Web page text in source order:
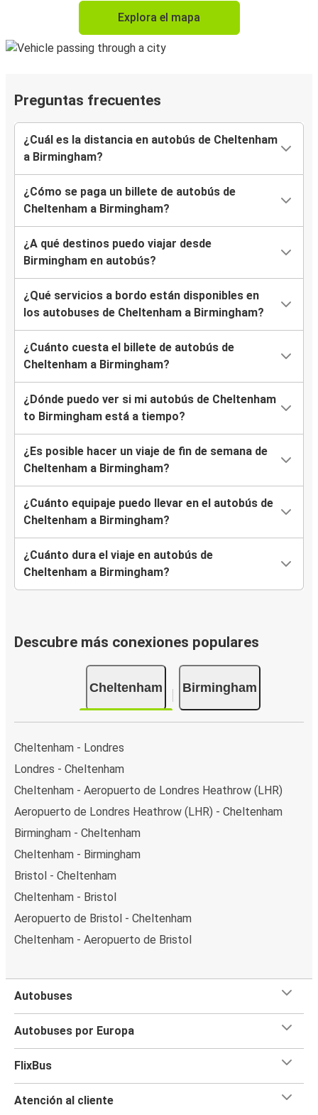
Explora el mapa
Preguntas frecuentes
¿Cuál es la distancia en autobús de Cheltenham
a Birmingham?
¿Cómo se paga un billete de autobús de
Cheltenham a Birmingham?
¿A qué destinos puedo viajar desde
Birmingham en autobús?
¿Qué servicios a bordo están disponibles en
los autobuses de Cheltenham a Birmingham?
¿Cuánto cuesta el billete de autobús de
Cheltenham a Birmingham?
¿Dónde puedo ver si mi autobús de Cheltenham
to Birmingham está a tiempo?
¿Es posible hacer un viaje de fin de semana de
Cheltenham a Birmingham?
¿Cuánto equipaje puedo llevar en el autobús de
Cheltenham a Birmingham?
¿Cuánto dura el viaje en autobús de
Cheltenham a Birmingham?
Descubre más conexiones populares
Cheltenham Birmingham
Cheltenham - Londres
Londres - Cheltenham
Cheltenham - Aeropuerto de Londres Heathrow (LHR)
Aeropuerto de Londres Heathrow (LHR) - Cheltenham
Birmingham - Cheltenham
Cheltenham - Birmingham
Bristol - Cheltenham
Cheltenham - Bristol
Aeropuerto de Bristol - Cheltenham
Cheltenham - Aeropuerto de Bristol
Autobuses
Autobuses por Europa
FlixBus
Atención al cliente